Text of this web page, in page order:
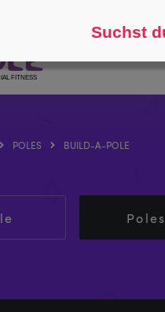
POLES BUILD-A-POLE
Poles
Suchst